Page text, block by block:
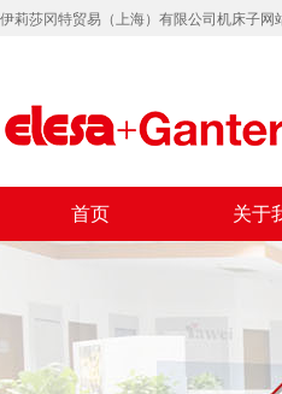
伊莉莎冈特贸易（上海）有限公司机床子网
首页 关于